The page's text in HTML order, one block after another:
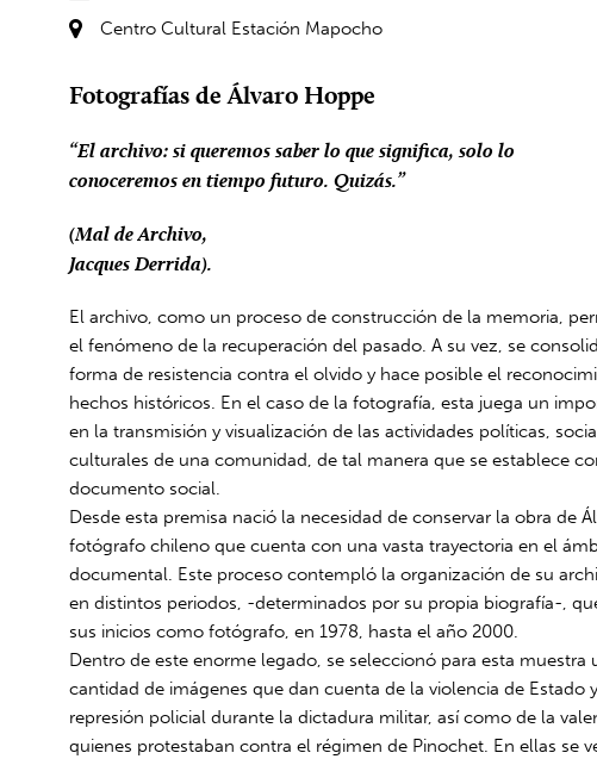
Centro Cultural Estación Mapocho
Fotografías de Álvaro Hoppe
“El archivo: si queremos saber lo que significa, solo lo
conoceremos en tiempo futuro. Quizás.”
(Mal de Archivo,
Jacques Derrida).
El archivo, como un proceso de construcción de la memoria,
el fenómeno de la recuperación del pasado. A su vez, se
forma de resistencia contra el olvido y hace posible el
hechos históricos. En el caso de la fotografía, esta juega un
en la transmisión y visualización de las actividades políticas,
culturales de una comunidad, de tal manera que se establece
documento social.
Desde esta premisa nació la necesidad de conservar la obra de
fotógrafo chileno que cuenta con una vasta trayectoria en el
documental. Este proceso contempló la organización de su
en distintos periodos, -determinados por su propia biografía-,
sus inicios como fotógrafo, en 1978, hasta el año 2000.
Dentro de este enorme legado, se seleccionó para esta muestra
cantidad de imágenes que dan cuenta de la violencia de Estado
represión policial durante la dictadura militar, así como de la
quienes protestaban contra el régimen de Pinochet. En ellas se